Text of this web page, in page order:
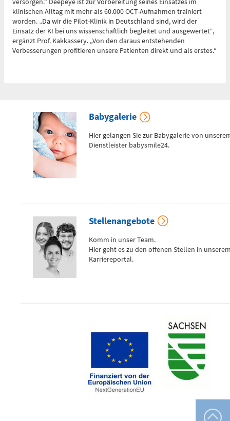
0172 - 377 2436
Kinderchirurgische
Telefon
0371 - 333
36328
Geburtensaal
Telefon
0371 - 333
24350
Gefäß- und
Thoraxhotline
Neurochirurgischer
Bereitschaftsdienst
klinischen Alltag mit mehr als 60.000 OCT-Aufnahmen trainiert
worden. „Da wir die Pilot-Klinik in Deutschland sind, wird der
Einsatz der KI bei uns wissenschaftlich begleitet und ausgewertet“,
ergänzt Prof. Kakkassery. „Von den daraus entstehenden
Verbesserungen profitieren unsere Patienten direkt und als erstes.“
Babygalerie
Hier gelangen Sie zur Babygalerie von
Dienstleister babysmile24.
Stellenangebote
Komm in unser Team.
Hier geht es zu den offenen Stellen in
Karriereportal.